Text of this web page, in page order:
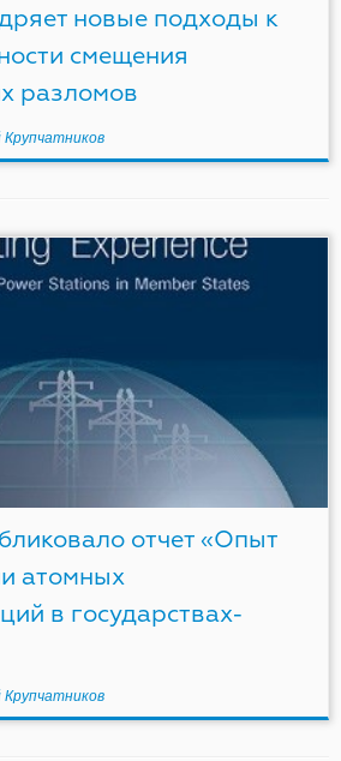
новые подходы к
смещения
разломов
отчет «Опыт
атомных
в государствах-